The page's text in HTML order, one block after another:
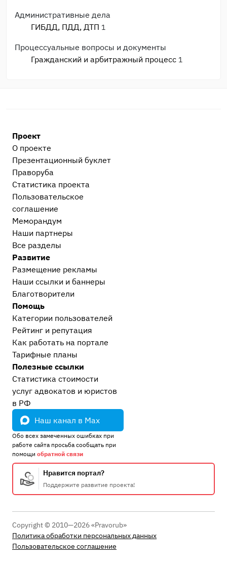
Административные дела
ГИБДД, ПДД, ДТП 1
Процессуальные вопросы и документы
Гражданский и арбитражный процесс 1
категории
Сообщество Праворуб
Проект
О проекте
Презентационный букл​ет
Праворуба
Статистика проекта
Пользовательское
соглашение
Меморандум
Наши партнеры
Все разделы
Развитие
Размещение рекламы
Наши ссылки и баннеры
Благотворители
Помощь
Категории пользователей
Рейтинг и репутация
Как работать на портале
Тарифные планы
Полезные ссылки
Статистика стоимости
услуг адвокатов и юристов
в РФ
Наш канал в Max
Обо всех замеченных ошибках при
работе сайта просьба сообщать при
помощи обратной связи
Нравится портал?
Поддержите развитие проекта!
Copyright © 2010—2026 «Pravorub»
Политика обработки персональных данных
Пользовательское соглашение